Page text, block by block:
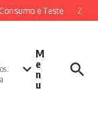
e Teste
M
e
n
u